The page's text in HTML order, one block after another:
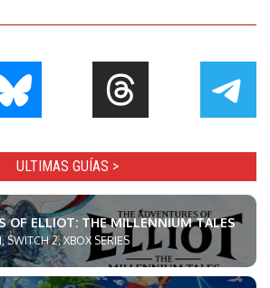
ULTIMAS GUÍAS >
OF ELLIOT: THE MILLENNIUM TALES
SWITCH 2, XBOX SERIES